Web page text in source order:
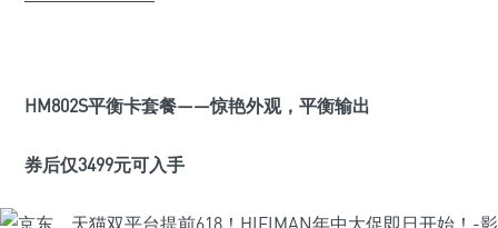
HM802S平衡卡套餐——惊艳外观，平衡输出
券后仅3499元可入手